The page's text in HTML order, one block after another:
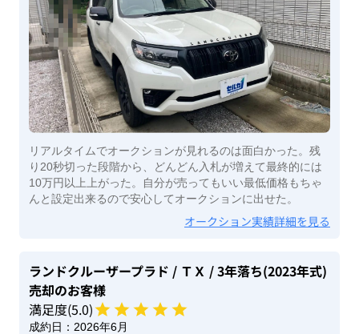
リアルタイムでオークションが見れるのは面白かった。残
り20秒切った段階から、どんどん入札が増えて最終的には
10万円以上上がった。自分が売ってもいい最低価格もちゃ
んと設定出来るので安心してオークションに出せた。
オークション実績詳細を見る
ランドクルーザープラド / ＴＸ / 3年落ち(2023年式)
売却のお客様
満足度(5.0)
成約日： 2026年6月